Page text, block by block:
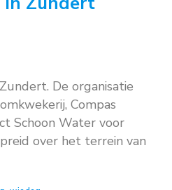
met
met Bioline en Schoon
is het tweede